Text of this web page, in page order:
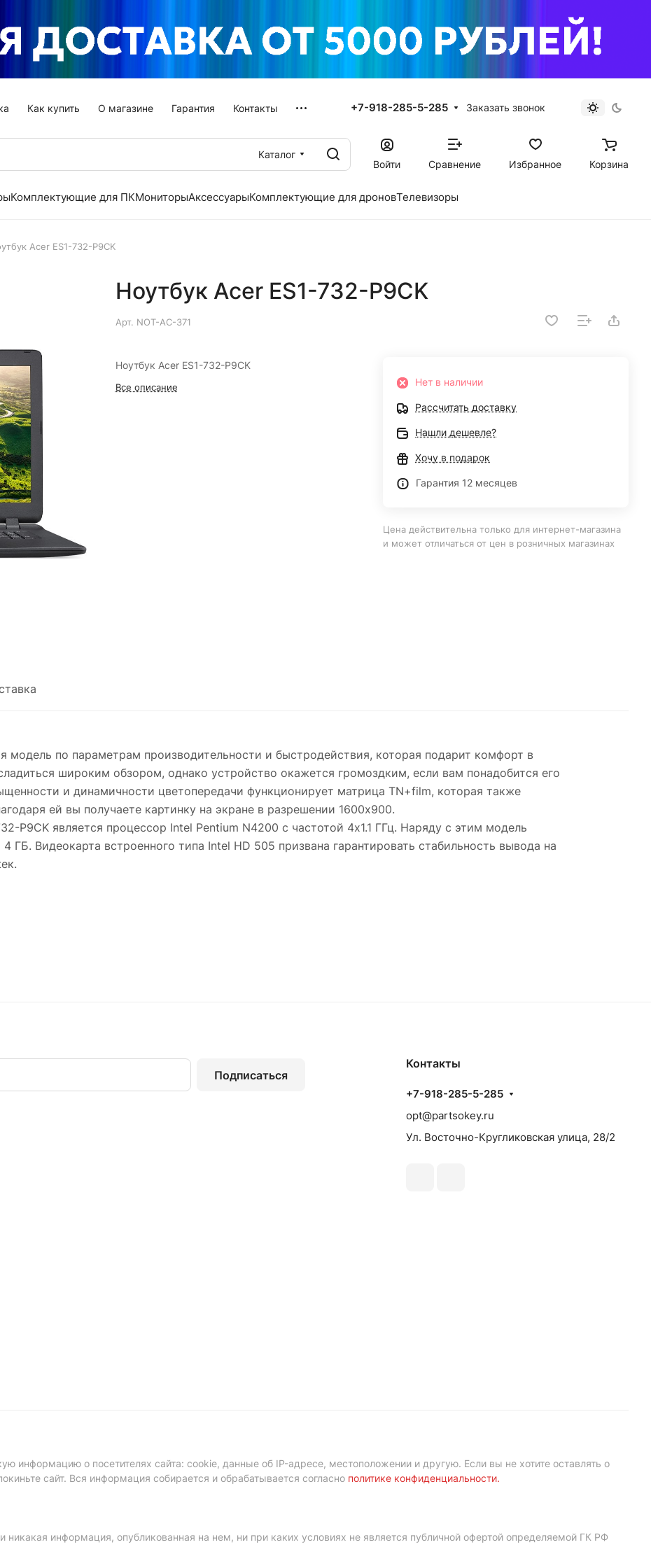
Как купить О магазине Гарантия Контакты +7-918-285-5-285 Заказать звонок
Каталог
Войти
Сравнение Избранное Корзина
Комплектующие для ПКМониторыАксессуарыКомплектующие для дроновТелевизоры
Acer ES1-732-P9CK
Ноутбук Acer ES1-732-P9CK
Арт. NOT-AC-371
Ноутбук Acer ES1-732-P9CK
Все описание Нет в наличии
Рассчитать доставку
Нашли дешевле?
Хочу в подарок
Гарантия 12 месяцев
Цена действительна только для интернет-магазина
и может отличаться от цен в розничных магазинах
модель по параметрам производительности и быстродействия, которая подарит комфорт в
широким обзором, однако устройство окажется громоздким, если вам понадобится его
и динамичности цветопередачи функционирует матрица TN+film, которая также
ей вы получаете картинку на экране в разрешении 1600x900.
P9CK является процессор Intel Pentium N4200 с частотой 4x1.1 ГГц. Наряду с этим модель
Видеокарта встроенного типа Intel HD 505 призвана гарантировать стабильность вывода на
Подписаться
Контакты
+7-918-285-5-285
opt@partsokey.ru
Ул. Восточно-Кругликовская улица, 28/2
информацию о посетителях сайта: cookie, данные об IP-адресе, местоположении и другую. Если вы не хотите оставлять о
сайт. Вся информация собирается и обрабатывается согласно политике конфиденциальности.
информация, опубликованная на нем, ни при каких условиях не является публичной офертой определяемой ГК РФ